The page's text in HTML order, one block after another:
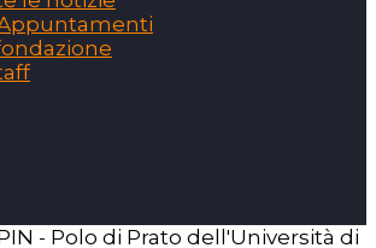
- Polo di Prato dell'Università di